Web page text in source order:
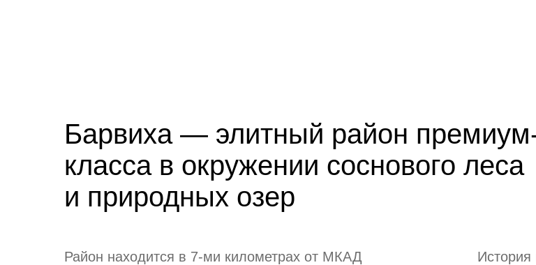
Барвиха — элитный район
класса в окружении соснового леса
и природных озер
Район находится в 7-ми километрах от МКАД
История